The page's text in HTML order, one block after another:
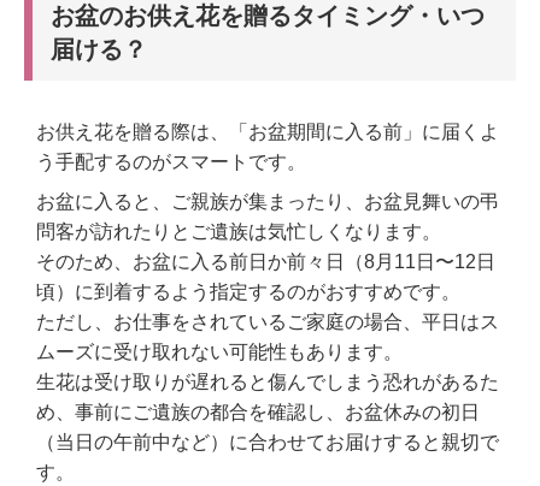
お盆のお供え花を贈るタイミング・いつ
届ける？
お供え花を贈る際は、「お盆期間に入る前」に届くよ
う手配するのがスマートです。
お盆に入ると、ご親族が集まったり、お盆見舞いの弔
問客が訪れたりとご遺族は気忙しくなります。
そのため、お盆に入る前日か前々日（8月11日〜12日
頃）に到着するよう指定するのがおすすめです。
ただし、お仕事をされているご家庭の場合、平日はス
ムーズに受け取れない可能性もあります。
生花は受け取りが遅れると傷んでしまう恐れがあるた
め、事前にご遺族の都合を確認し、お盆休みの初日
（当日の午前中など）に合わせてお届けすると親切で
す。